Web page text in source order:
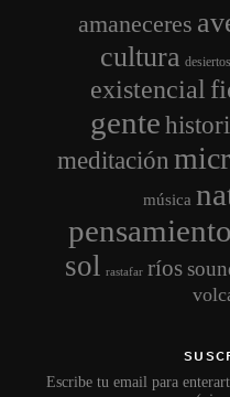
amaneceres
cultura desiertos
existencial
gente
meditación
música
sol rastafar ríos
Escribe tu email para